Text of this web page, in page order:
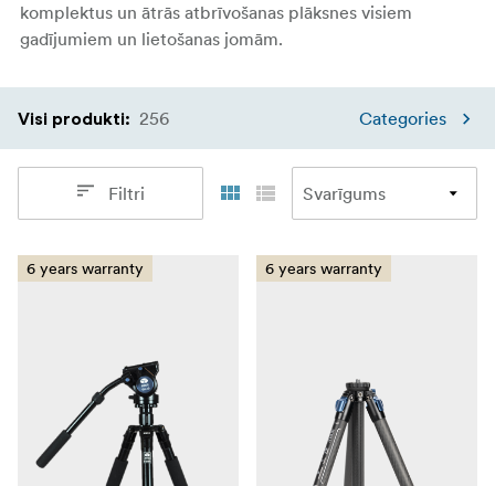
komplektus un ātrās atbrīvošanas plāksnes visiem
gadījumiem un lietošanas jomām.
Visi produkti: 256 Categories
Filtri
6 years warranty 6 years warranty